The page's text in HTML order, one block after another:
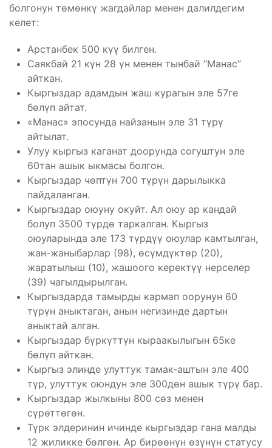
болгонун төмөнкү жагдайлар менен далилдегим
келет:
Арстанбек 500 күү билген.
Саякбай 21 күн 28 үн менен тынбай “Манас”
айткан.
Кыргыздар адамдын жаш курагын эле 57ге
бөлүп айтат.
«Манас» эпосунда найзанын эле 31 түрү
айтылат.
Улуу кыргыз каганат доорунда согуштун эле
60тан ашык ыкмасы болгон.
Кыргыздар чөптүн 700 түрүн дарылыкка
пайдаланган.
Кыргыздар оюуну окуйт. Ал оюу ар кандай
болуп 3500 түрдө таркалган. Кыргыз
оюуларында эле 173 түрдүү оюулар камтылган,
жан-жаныбарлар (98), өсүмдүктөр (20),
жаратылыш (10), жашоого керектүү нерселер
(39) чагылдырылган.
Кыргыздарда тамырды кармап оорунун 60
түрүн аныктаган, анын негизинде дартын
аныктай алган.
Кыргыздар бүркүттүн кыраакылыгын 65ке
бөлүп айткан.
Кыргыз элинде улуттук тамак-аштын эле 400
түр, улуттук оюндун эле 300дөн ашык түрү бар.
Кыргыздар жылкыны 800 сөз менен
сүрөттөгөн.
Түрк элдеринин ичинде кыргыздар гана малды
12 жиликке бөлгөн. Ар бирөөнүн өзүнүн статусу